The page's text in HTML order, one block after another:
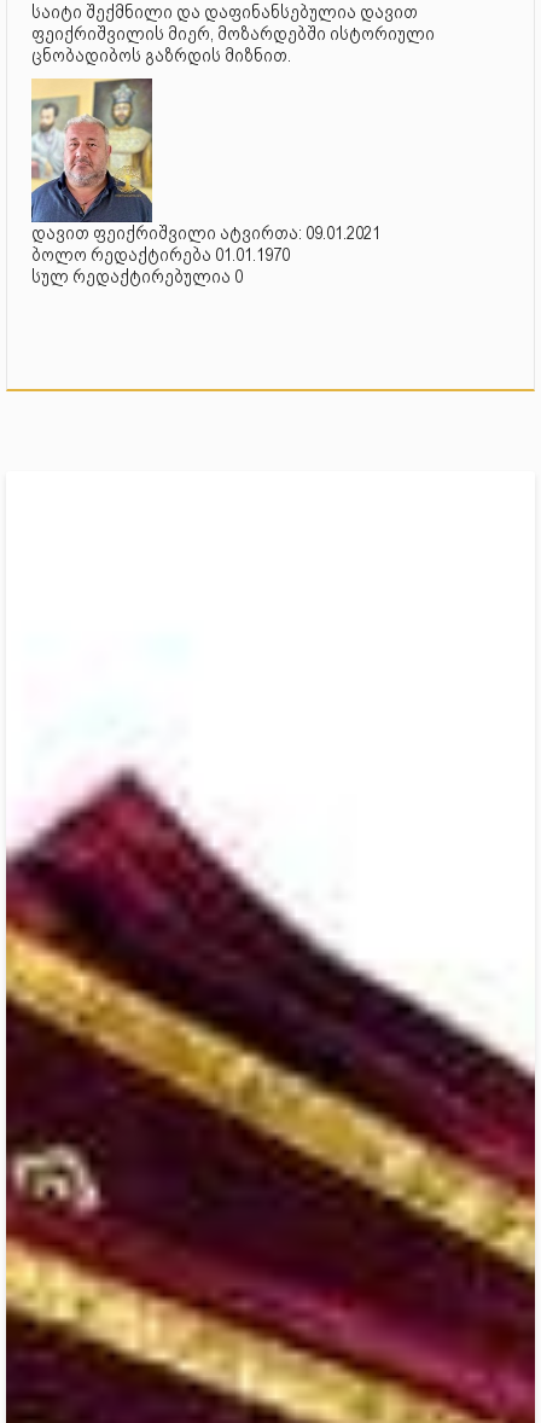
საიტი შექმნილი და დაფინანსებულია დავით
ფეიქრიშვილის მიერ, მოზარდებში ისტორიული
ცნობადიბოს გაზრდის მიზნით.
დავით ფეიქრიშვილი ატვირთა: 09.01.2021
ბოლო რედაქტირება 01.01.1970
სულ რედაქტირებულია 0